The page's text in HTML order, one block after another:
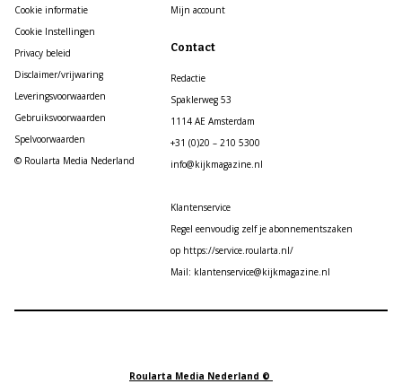
Cookie informatie
Cookie Instellingen
Privacy beleid
Disclaimer/vrijwaring
Leveringsvoorwaarden
Gebruiksvoorwaarden
Spelvoorwaarden
© Roularta Media Nederland
Mijn account
Contact
Redactie
Spaklerweg 53
1114 AE Amsterdam
+31 (0)20 – 210 5300
info@kijkmagazine.nl
Klantenservice
Regel eenvoudig zelf je abonnementszaken
op https://service.roularta.nl/
Mail: klantenservice@kijkmagazine.nl
Roularta Media Nederland ©